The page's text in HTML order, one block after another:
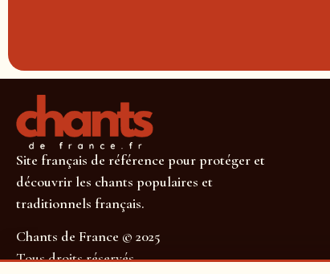
Site français de référence pour protéger et
découvrir les chants populaires et
traditionnels français.
Chants de France © 2025
Tous droits réservés